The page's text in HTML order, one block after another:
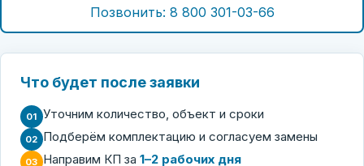
Позвонить: 8 800 301-03-66
Что будет после заявки
01 Уточним количество, объект и сроки
02 Подберём комплектацию и согласуем замены
03 Направим КП за 1–2 рабочих дня